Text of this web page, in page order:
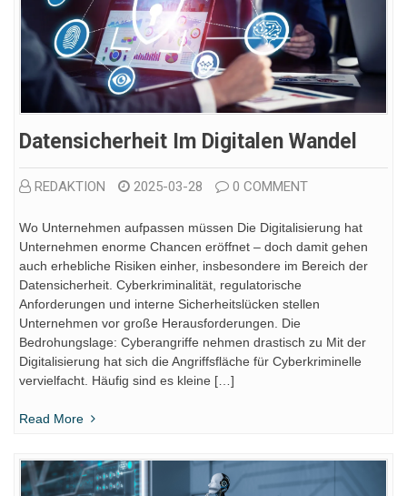
Datensicherheit Im Digitalen Wandel
REDAKTION 2025-03-28 0 COMMENT
Wo Unternehmen aufpassen müssen Die Digitalisierung hat
Unternehmen enorme Chancen eröffnet – doch damit gehen
auch erhebliche Risiken einher, insbesondere im Bereich der
Datensicherheit. Cyberkriminalität, regulatorische
Anforderungen und interne Sicherheitslücken stellen
Unternehmen vor große Herausforderungen. Die
Bedrohungslage: Cyberangriffe nehmen drastisch zu Mit der
Digitalisierung hat sich die Angriffsfläche für Cyberkriminelle
vervielfacht. Häufig sind es kleine […]
Read More